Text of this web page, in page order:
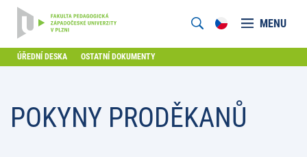
MENU
ÚŘEDNÍ DESKA OSTATNÍ DOKUMENTY
POKYNY PRODĚKANŮ